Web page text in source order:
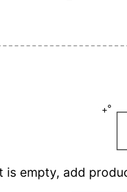
is empty, add